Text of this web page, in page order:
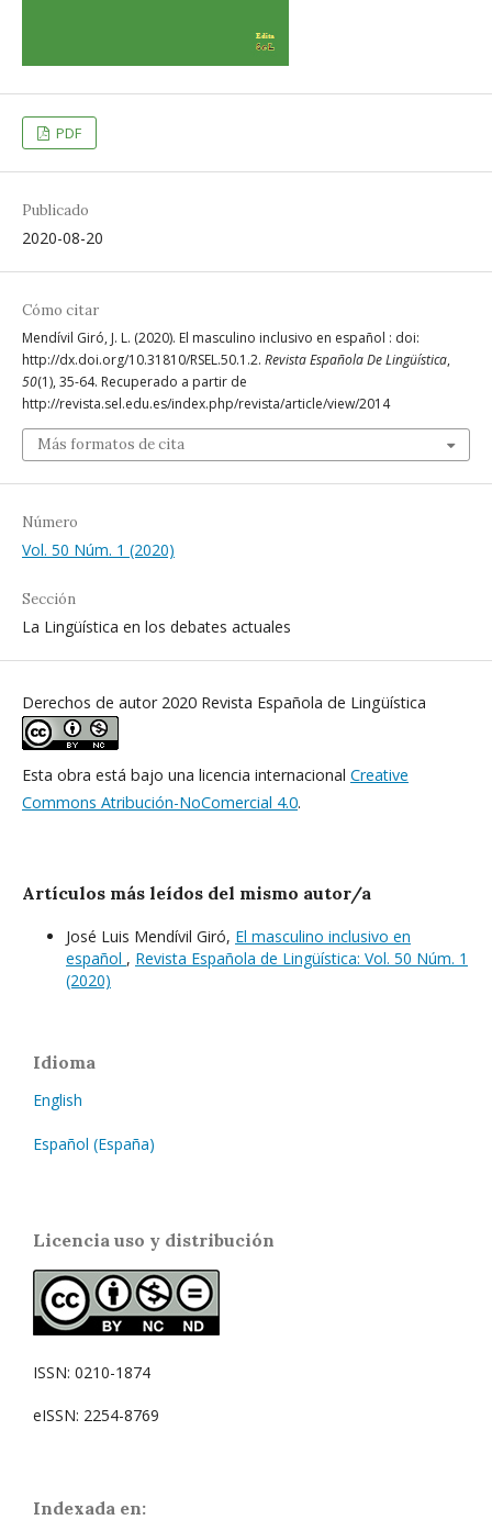
PDF
Publicado
2020-08-20
Cómo citar
Mendívil Giró, J. L. (2020). El masculino inclusivo en español : doi:
http://dx.doi.org/10.31810/RSEL.50.1.2. Revista Española De Lingüística,
50(1), 35-64. Recuperado a partir de
http://revista.sel.edu.es/index.php/revista/article/view/2014
Más formatos de cita
Número
Vol. 50 Núm. 1 (2020)
Sección
La Lingüística en los debates actuales
Derechos de autor 2020 Revista Española de Lingüística
Esta obra está bajo una licencia internacional Creative
Commons Atribución-NoComercial 4.0.
Artículos más leídos del mismo autor/a
José Luis Mendívil Giró, El masculino inclusivo en
español , Revista Española de Lingüística: Vol. 50 Núm. 1
(2020)
Idioma
English
Español (España)
Licencia uso y distribución
ISSN: 0210-1874
eISSN: 2254-8769
Indexada en: